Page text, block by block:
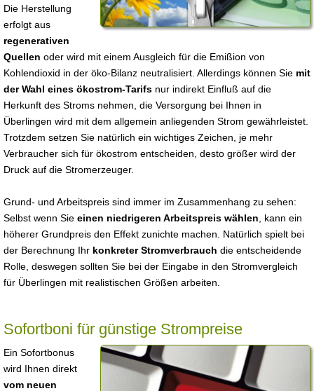
Die Herstellung
erfolgt aus
regenerativen
Quellen oder wird mit einem Ausgleich für die Emißion von
Kohlendioxid in der öko-Bilanz neutralisiert. Allerdings können Sie mit
der Wahl eines ökostrom-Tarifs nur indirekt Einfluß auf die
Herkunft des Stroms nehmen, die Versorgung bei Ihnen in
Überlingen wird mit dem allgemein anliegenden Strom gewährleistet.
Trotzdem setzen Sie natürlich ein wichtiges Zeichen, je mehr
Verbraucher sich für ökostrom entscheiden, desto größer wird der
Druck auf die Stromerzeuger.
Grund- und Arbeitspreis sind immer im Zusammenhang zu sehen:
Selbst wenn Sie einen niedrigeren Arbeitspreis wählen , kann ein
höherer Grundpreis den Effekt zunichte machen. Natürlich spielt bei
der Berechnung Ihr konkreter Stromverbrauch die entscheidende
Rolle, deswegen sollten Sie bei der Eingabe in den Stromvergleich
für Überlingen mit realistischen Größen arbeiten.
Sofortboni für günstige Strompreise
Ein Sofortbonus
wird Ihnen direkt
vom neuen